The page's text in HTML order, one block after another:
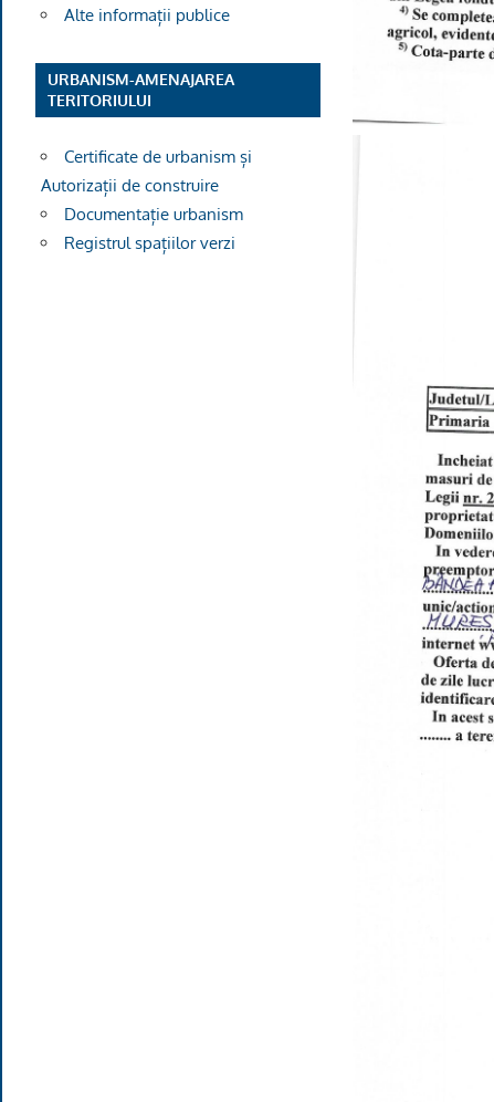
Alte informații publice
URBANISM-AMENAJAREA
TERITORIULUI
Certificate de urbanism și
Autorizații de construire
Documentație urbanism
Registrul spațiilor verzi